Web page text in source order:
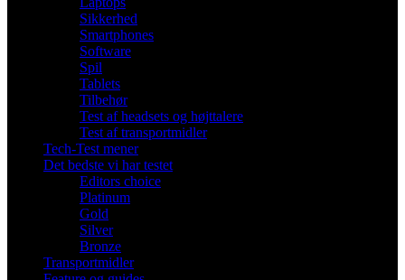
Sikkerhed
Smartphones
Software
Spil
Tablets
Tilbehør
Test af headsets og højttalere
Test af transportmidler
Tech-Test mener
Det bedste vi har testet
Editors choice
Platinum
Gold
Silver
Bronze
Transportmidler